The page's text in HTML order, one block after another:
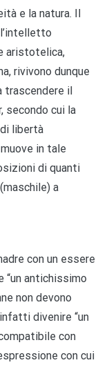
e la natura. Il
aristotelica,
rivivono dunque
trascendere il
secondo cui la
libertà
in tale
di quanti
a
con un essere
“un antichissimo
non devono
divenire “un
con
con cui